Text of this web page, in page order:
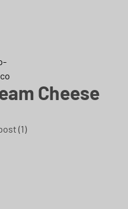
Cheese